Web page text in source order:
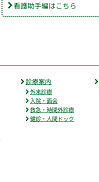
看護助手編はこちら
診療案内
外来診療
入院・面会
救急・時間外診療
健診・人間ドック